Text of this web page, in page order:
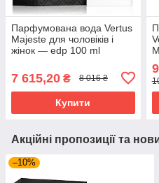
Парфумована вода Vertus
Majeste для чоловіків і
жінок — edp 100 ml
7 615,20 ₴ 8 016 ₴
Купити
Акційні пропозиції та
–10%